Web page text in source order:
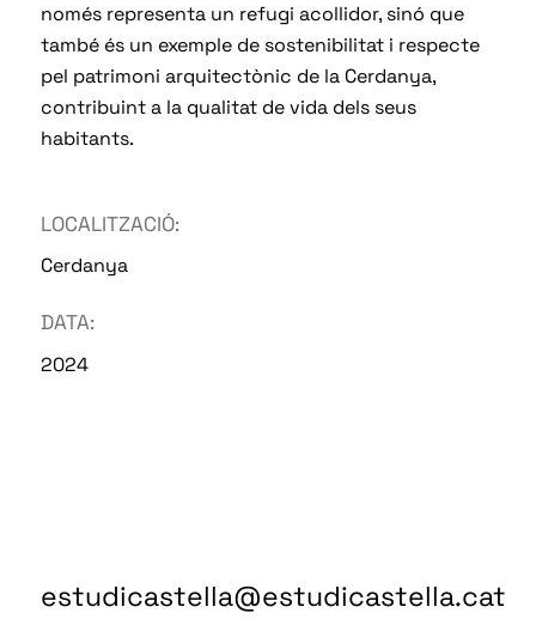
només representa un refugi acollidor, sinó que
també és un exemple de sostenibilitat i respecte
pel patrimoni arquitectònic de la Cerdanya,
contribuint a la qualitat de vida dels seus
habitants.
LOCALITZACIÓ:
Cerdanya
DATA:
2024
estudicastella@estudicastella.cat